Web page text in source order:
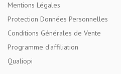
Mentions Légales
Protection Données Personnelles
Conditions Générales de Vente
Programme d'affiliation
Qualiopi